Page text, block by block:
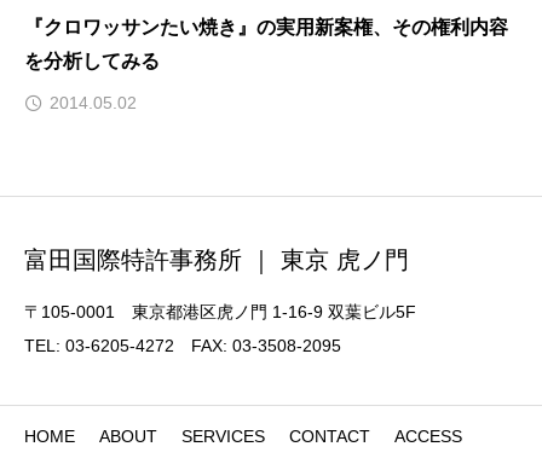
『クロワッサンたい焼き』の実用新案権、その権利内容
を分析してみる
2014.05.02
富田国際特許事務所 ｜ 東京 虎ノ門
〒105-0001 東京都港区虎ノ門 1-16-9 双葉ビル5F
TEL: 03-6205-4272 FAX: 03-3508-2095
HOME ABOUT SERVICES CONTACT ACCESS